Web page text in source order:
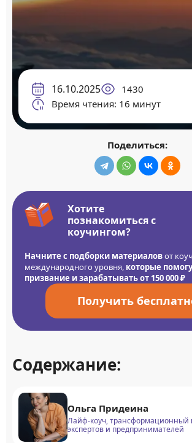
16.10.2025
1430
Время чтения: 16 минут
Поделиться:
Хотите
познакомиться с
коучингом?
Начните с подборки материаловот
международного уровня, которые
призвание и зарабатывать от 150 000 ₽
Получить
Содержание:
Ольга Придеина
Лайф-коуч, трансформационный
экспертов и предпринимателей